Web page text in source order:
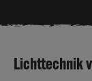
Lichttechnik